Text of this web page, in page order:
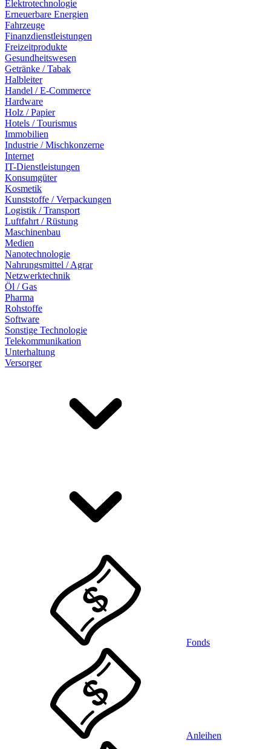
Elektrotechnologie
Erneuerbare Energien
Fahrzeuge
Finanzdienstleistungen
Freizeitprodukte
Gesundheitswesen
Getränke / Tabak
Halbleiter
Handel / E-Commerce
Hardware
Holz / Papier
Hotels / Tourismus
Immobilien
Industrie / Mischkonzerne
Internet
IT-Dienstleistungen
Konsumgüter
Kosmetik
Kunststoffe / Verpackungen
Logistik / Transport
Luftfahrt / Rüstung
Maschinenbau
Medien
Nanotechnologie
Nahrungsmittel / Agrar
Netzwerktechnik
Öl / Gas
Pharma
Rohstoffe
Software
Sonstige Technologie
Telekommunikation
Unterhaltung
Versorger
Fonds
Anleihen